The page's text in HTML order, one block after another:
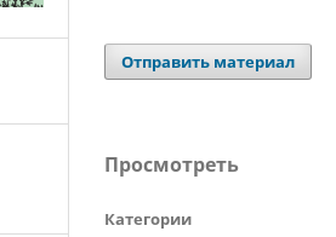
Отправить материал
Просмотреть
Категории